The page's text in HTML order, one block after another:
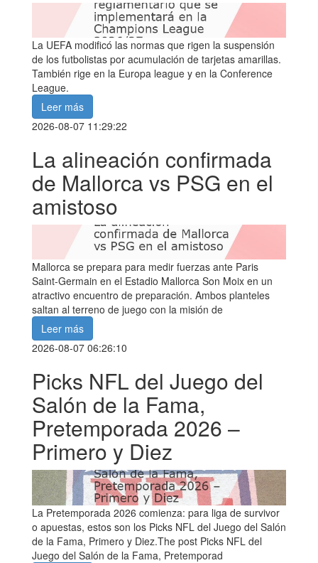
La UEFA modificó las normas que rigen la suspensión
de los futbolistas por acumulación de tarjetas amarillas.
También rige en la Europa league y en la Conference
League.
Leer más
2026-08-07 11:29:22
La alineación confirmada
de Mallorca vs PSG en el
amistoso
Mallorca se prepara para medir fuerzas ante Paris
Saint-Germain en el Estadio Mallorca Son Moix en un
atractivo encuentro de preparación. Ambos planteles
saltan al terreno de juego con la misión de
Leer más
2026-08-07 06:26:10
Picks NFL del Juego del
Salón de la Fama,
Pretemporada 2026 –
Primero y Diez
La Pretemporada 2026 comienza: para liga de survivor
o apuestas, estos son los Picks NFL del Juego del Salón
de la Fama, Primero y Diez.The post Picks NFL del
Juego del Salón de la Fama, Pretemporad